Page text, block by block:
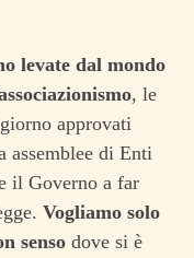
levate dal mondo
, le
approvati
assemblee di Enti
il Governo a far
Vogliamo solo
senso dove si è